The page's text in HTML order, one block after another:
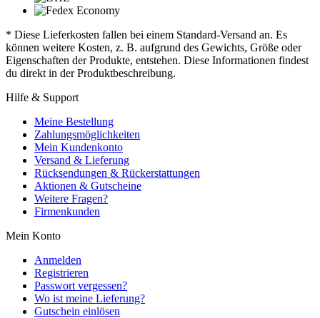
* Diese Lieferkosten fallen bei einem Standard-Versand an. Es
können weitere Kosten, z. B. aufgrund des Gewichts, Größe oder
Eigenschaften der Produkte, entstehen. Diese Informationen findest
du direkt in der Produktbeschreibung.
Hilfe & Support
Meine Bestellung
Zahlungsmöglichkeiten
Mein Kundenkonto
Versand & Lieferung
Rücksendungen & Rückerstattungen
Aktionen & Gutscheine
Weitere Fragen?
Firmenkunden
Mein Konto
Anmelden
Registrieren
Passwort vergessen?
Wo ist meine Lieferung?
Gutschein einlösen